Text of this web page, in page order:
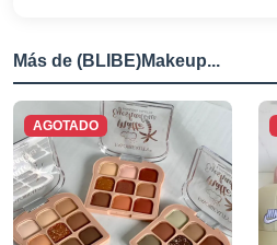
Más de (BLIBE)Makeup...
AGOTADO